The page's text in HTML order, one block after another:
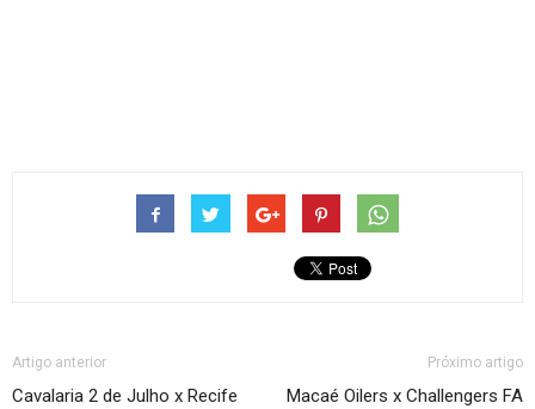
Artigo anterior
Cavalaria 2 de Julho x Recife
Próximo artigo
Macaé Oilers x Challengers FA